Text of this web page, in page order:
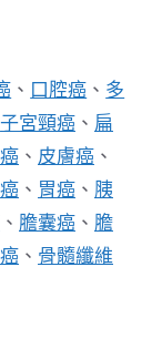
、 口腔癌 、 多
子宮頸癌 、 扁
、 皮膚癌 、
、 胃癌 、 胰
、 膽囊癌 、 膽
、 骨髓纖維